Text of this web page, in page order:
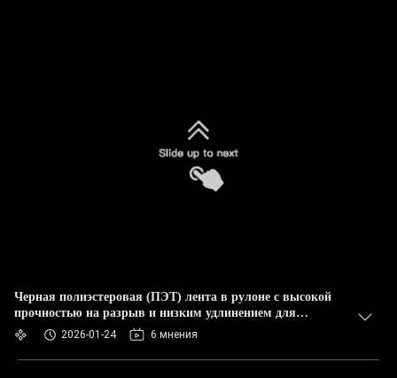
Черная полиэстеровая (ПЭТ) лента в рулоне с высокой
прочностью на разрыв и низким удлинением для
надежной упаковки
2026-01-24 6 мнения